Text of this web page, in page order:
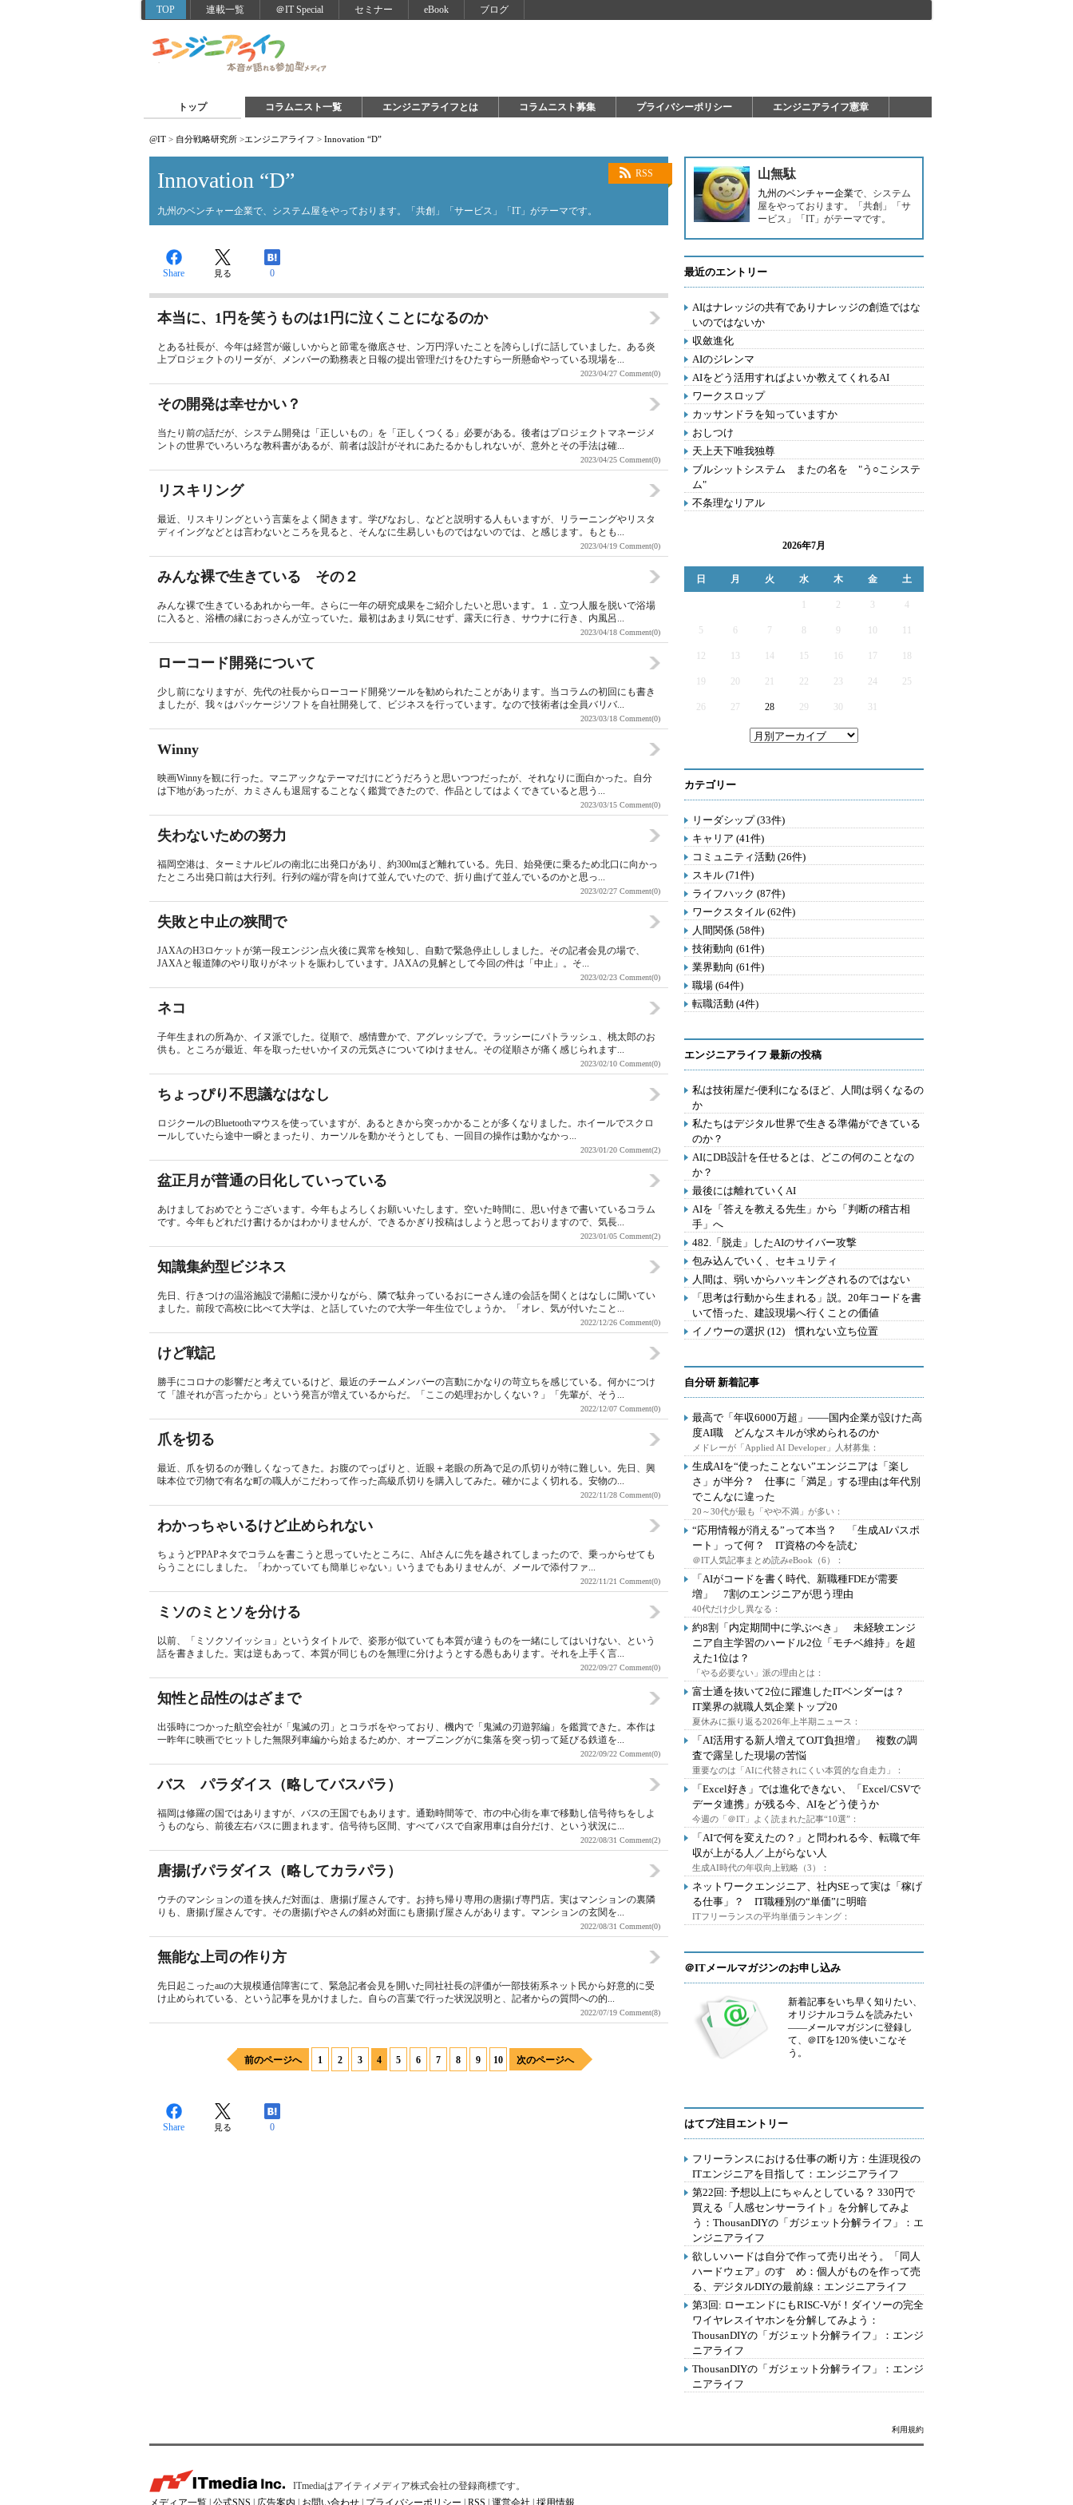
TOP 連載一覧 ＠IT Special セミナー eBook ブログ
トップ コラムニスト一覧 エンジニアライフとは コラムニスト募集 プライバシーポリシー エンジニアライフ憲章
@IT > 自分戦略研究所 >エンジニアライフ > Innovation “D”
RSS
Innovation “D”
九州のベンチャー企業で、システム屋をやっております。「共創」「サービス」「IT」がテーマです。
Share 見る 0
本当に、1円を笑うものは1円に泣くことになるのか
とある社長が、今年は経営が厳しいからと節電を徹底させ、ン万円浮いたことを誇らしげに話していました。ある炎
上プロジェクトのリーダが、メンバーの勤務表と日報の提出管理だけをひたすら一所懸命やっている現場を...
2023/04/27 Comment(0)
その開発は幸せかい？
当たり前の話だが、システム開発は「正しいもの」を「正しくつくる」必要がある。後者はプロジェクトマネージメ
ントの世界でいろいろな教科書があるが、前者は設計がそれにあたるかもしれないが、意外とその手法は確...
2023/04/25 Comment(0)
リスキリング
最近、リスキリングという言葉をよく聞きます。学びなおし、などと説明する人もいますが、リラーニングやリスタ
ディイングなどとは言わないところを見ると、そんなに生易しいものではないのでは、と感じます。もとも...
2023/04/19 Comment(0)
みんな裸で生きている その２
みんな裸で生きているあれから一年。さらに一年の研究成果をご紹介したいと思います。１．立つ人服を脱いで浴場
に入ると、浴槽の縁におっさんが立っていた。最初はあまり気にせず、露天に行き、サウナに行き、内風呂...
2023/04/18 Comment(0)
ローコード開発について
少し前になりますが、先代の社長からローコード開発ツールを勧められたことがあります。当コラムの初回にも書き
ましたが、我々はパッケージソフトを自社開発して、ビジネスを行っています。なので技術者は全員バリバ...
2023/03/18 Comment(0)
Winny
映画Winnyを観に行った。マニアックなテーマだけにどうだろうと思いつつだったが、それなりに面白かった。自分
は下地があったが、カミさんも退屈することなく鑑賞できたので、作品としてはよくできていると思う...
2023/03/15 Comment(0)
失わないための努力
福岡空港は、ターミナルビルの南北に出発口があり、約300mほど離れている。先日、始発便に乗るため北口に向かっ
たところ出発口前は大行列。行列の端が背を向けて並んでいたので、折り曲げて並んでいるのかと思っ...
2023/02/27 Comment(0)
失敗と中止の狭間で
JAXAのH3ロケットが第一段エンジン点火後に異常を検知し、自動で緊急停止ししました。その記者会見の場で、
JAXAと報道陣のやり取りがネットを賑わしています。JAXAの見解として今回の件は「中止」。そ...
2023/02/23 Comment(0)
ネコ
子年生まれの所為か、イヌ派でした。従順で、感情豊かで、アグレッシブで。ラッシーにパトラッシュ、桃太郎のお
供も。ところが最近、年を取ったせいかイヌの元気さについてゆけません。その従順さが痛く感じられます...
2023/02/10 Comment(0)
ちょっぴり不思議なはなし
ロジクールのBluetoothマウスを使っていますが、あるときから突っかかることが多くなりました。ホイールでスクロ
ールしていたら途中一瞬とまったり、カーソルを動かそうとしても、一回目の操作は動かなかっ...
2023/01/20 Comment(2)
盆正月が普通の日化していっている
あけましておめでとうございます。今年もよろしくお願いいたします。空いた時間に、思い付きで書いているコラム
です。今年もどれだけ書けるかはわかりませんが、できるかぎり投稿はしようと思っておりますので、気長...
2023/01/05 Comment(2)
知識集約型ビジネス
先日、行きつけの温浴施設で湯船に浸かりながら、隣で駄弁っているおにーさん達の会話を聞くとはなしに聞いてい
ました。前段で高校に比べて大学は、と話していたので大学一年生位でしょうか。「オレ、気が付いたこと...
2022/12/26 Comment(0)
けど戦記
勝手にコロナの影響だと考えているけど、最近のチームメンバーの言動にかなりの苛立ちを感じている。何かにつけ
て「誰それが言ったから」という発言が増えているからだ。「ここの処理おかしくない？」「先輩が、そう...
2022/12/07 Comment(0)
爪を切る
最近、爪を切るのが難しくなってきた。お腹のでっぱりと、近眼＋老眼の所為で足の爪切りが特に難しい。先日、興
味本位で刃物で有名な町の職人がこだわって作った高級爪切りを購入してみた。確かによく切れる。安物の...
2022/11/28 Comment(0)
わかっちゃいるけど止められない
ちょうどPPAPネタでコラムを書こうと思っていたところに、Ahfさんに先を越されてしまったので、乗っからせても
らうことにしました。「わかっていても簡単じゃない」いうまでもありませんが、メールで添付ファ...
2022/11/21 Comment(0)
ミソのミとソを分ける
以前、「ミソクソイッショ」というタイトルで、姿形が似ていても本質が違うものを一緒にしてはいけない、という
話を書きました。実は逆もあって、本質が同じものを無理に分けようとする愚もあります。それを上手く言...
2022/09/27 Comment(0)
知性と品性のはざまで
出張時につかった航空会社が「鬼滅の刃」とコラボをやっており、機内で「鬼滅の刃遊郭編」を鑑賞できた。本作は
一昨年に映画でヒットした無限列車編から始まるためか、オープニングがに集落を突っ切って延びる鉄道を...
2022/09/22 Comment(0)
バス パラダイス（略してバスパラ）
福岡は修羅の国ではありますが、バスの王国でもあります。通勤時間等で、市の中心街を車で移動し信号待ちをしよ
うものなら、前後左右バスに囲まれます。信号待ち区間、すべてバスで自家用車は自分だけ、という状況に...
2022/08/31 Comment(2)
唐揚げパラダイス（略してカラパラ）
ウチのマンションの道を挟んだ対面は、唐揚げ屋さんです。お持ち帰り専用の唐揚げ専門店。実はマンションの裏隣
りも、唐揚げ屋さんです。その唐揚げやさんの斜め対面にも唐揚げ屋さんがあります。マンションの玄関を...
2022/08/31 Comment(0)
無能な上司の作り方
先日起こったauの大規模通信障害にて、緊急記者会見を開いた同社社長の評価が一部技術系ネット民から好意的に受
け止められている、という記事を見かけました。自らの言葉で行った状況説明と、記者からの質問への的...
2022/07/19 Comment(8)
前のページへ 1 2 3 4 5 6 7 8 9 10 次のページへ
Share 見る 0
山無駄
九州のベンチャー企業で、システム
屋をやっております。「共創」「サ
ービス」「IT」がテーマです。
最近のエントリー
AIはナレッジの共有でありナレッジの創造ではな
いのではないか
収斂進化
AIのジレンマ
AIをどう活用すればよいか教えてくれるAI
ワークスロップ
カッサンドラを知っていますか
おしつけ
天上天下唯我独尊
ブルシットシステム またの名を "う○こシステ
ム"
不条理なリアル
2026年7月
日 月 火 水 木 金 土
2 3 4
5 6 7 9
12 13 14 15 16 17
19 20 21 22 23 24 25
26 27 28 29 30 31
カテゴリー
リーダシップ (33件)
キャリア (41件)
コミュニティ活動 (26件)
スキル (71件)
ライフハック (87件)
ワークスタイル (62件)
人間関係 (58件)
技術動向 (61件)
業界動向 (61件)
職場 (64件)
転職活動 (4件)
エンジニアライフ 最新の投稿
私は技術屋だ-便利になるほど、人間は弱くなるの
か
私たちはデジタル世界で生きる準備ができている
のか？
AIにDB設計を任せるとは、どこの何のことなの
か？
最後には離れていくAI
AIを「答えを教える先生」から「判断の稽古相
手」へ
482.「脱走」したAIのサイバー攻撃
包み込んでいく、セキュリティ
人間は、弱いからハッキングされるのではない
「思考は行動から生まれる」説。20年コードを書
いて悟った、建設現場へ行くことの価値
イノウーの選択 (12) 慣れない立ち位置
自分研 新着記事
最高で「年収6000万超」――国内企業が設けた高
度AI職 どんなスキルが求められるのか
メドレーが「Applied AI Developer」人材募集：
生成AIを“使ったことない”エンジニアは「楽し
さ」が半分？ 仕事に「満足」する理由は年代別
でこんなに違った
20～30代が最も「やや不満」が多い：
“応用情報が消える”って本当？ 「生成AIパスポ
ート」って何？ IT資格の今を読む
＠IT人気記事まとめ読みeBook（6）：
「AIがコードを書く時代、新職種FDEが需要
増」 7割のエンジニアが思う理由
40代だけ少し異なる：
約8割「内定期間中に学ぶべき」 未経験エンジ
ニア自主学習のハードル2位「モチベ維持」を超
えた1位は？
「やる必要ない」派の理由とは：
富士通を抜いて2位に躍進したITベンダーは？
IT業界の就職人気企業トップ20
夏休みに振り返る2026年上半期ニュース：
「AI活用する新人増えてOJT負担増」 複数の調
査で露呈した現場の苦悩
重要なのは「AIに代替されにくい本質的な自走力」：
「Excel好き」では進化できない、「Excel/CSVで
データ連携」が残る今、AIをどう使うか
今週の「＠IT」よく読まれた記事“10選”：
「AIで何を変えたの？」と問われる今、転職で年
収が上がる人／上がらない人
生成AI時代の年収向上戦略（3）：
ネットワークエンジニア、社内SEって実は「稼げ
る仕事」？ IT職種別の“単価”に明暗
ITフリーランスの平均単価ランキング：
＠ITメールマガジンのお申し込み
新着記事をいち早く知りたい、
オリジナルコラムを読みたい
――メールマガジンに登録し
て、＠ITを120％使いこなそ
う。
はてブ注目エントリー
フリーランスにおける仕事の断り方：生涯現役の
ITエンジニアを目指して：エンジニアライフ
第22回: 予想以上にちゃんとしている？ 330円で
買える「人感センサーライト」を分解してみよ
う：ThousanDIYの「ガジェット分解ライフ」：エ
ンジニアライフ
欲しいハードは自分で作って売り出そう。「同人
ハードウェア」のすゝめ：個人がものを作って売
る、デジタルDIYの最前線：エンジニアライフ
第3回: ローエンドにもRISC-Vが！ダイソーの完全
ワイヤレスイヤホンを分解してみよう：
ThousanDIYの「ガジェット分解ライフ」：エンジ
ニアライフ
ThousanDIYの「ガジェット分解ライフ」：エンジ
ニアライフ
利用規約
ITmediaはアイティメディア株式会社の登録商標です。
メディア一覧 公式SNS 広告案内 お問い合わせ プライバシーポリシー RSS 運営会社 採用情報